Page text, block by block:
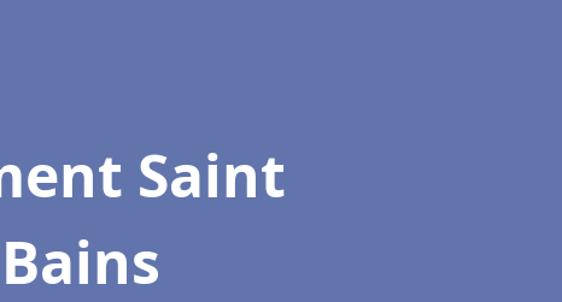
Saint